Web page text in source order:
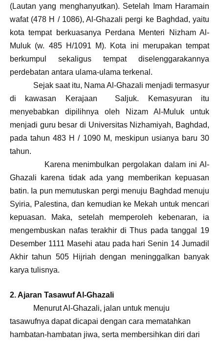
(Lautan yang menghanyutkan). Setelah Imam Haramain
wafat (478 H / 1086), Al-Ghazali pergi ke Baghdad, yaitu
kota tempat berkuasanya Perdana Menteri Nizham Al-
Muluk (w. 485 H/1091 M). Kota ini merupakan tempat
berkumpul sekaligus tempat diselenggarakannya
perdebatan antara ulama-ulama terkenal.
Sejak saat itu, Nama Al-Ghazali menjadi termasyur
di kawasan Kerajaan Saljuk. Kemasyuran itu
menyebabkan dipilihnya oleh Nizam Al-Muluk untuk
menjadi guru besar di Universitas Nizhamiyah, Baghdad,
pada tahun 483 H / 1090 M, meskipun usianya baru 30
tahun.
Karena menimbulkan pergolakan dalam ini Al-
Ghazali karena tidak ada yang memberikan kepuasan
batin. Ia pun memutuskan pergi menuju Baghdad menuju
Syiria, Palestina, dan kemudian ke Mekah untuk mencari
kepuasan. Maka, setelah memperoleh kebenaran, ia
mengembuskan nafas terakhir di Thus pada tanggal 19
Desember 1111 Masehi atau pada hari Senin 14 Jumadil
Akhir tahun 505 Hijriah dengan meninggalkan banyak
karya tulisnya.
2. Ajaran Tasawuf Al-Ghazali
Menurut Al-Ghazali, jalan untuk menuju
tasawufnya dapat dicapai dengan cara mematahkan
hambatan-hambatan jiwa, serta membersihkan diri dari